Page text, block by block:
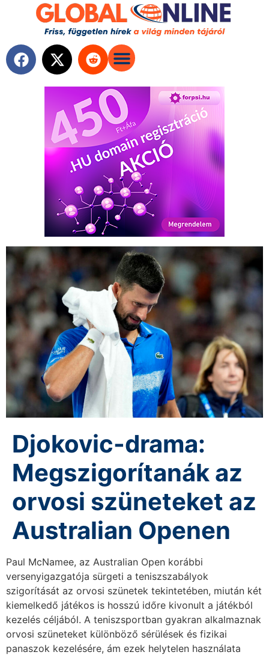
Djokovic-drama:
Megszigorítanák az
orvosi szüneteket az
Australian Openen
Paul McNamee, az Australian Open korábbi
versenyigazgatója sürgeti a teniszszabályok
szigorítását az orvosi szünetek tekintetében, miután két
kiemelkedő játékos is hosszú időre kivonult a játékból
kezelés céljából. A teniszsportban gyakran alkalmaznak
orvosi szüneteket különböző sérülések és fizikai
panaszok kezelésére, ám ezek helytelen használata